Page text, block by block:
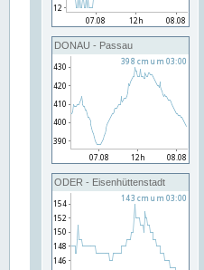
DONAU - Passau
ODER - Eisenhüttenstadt